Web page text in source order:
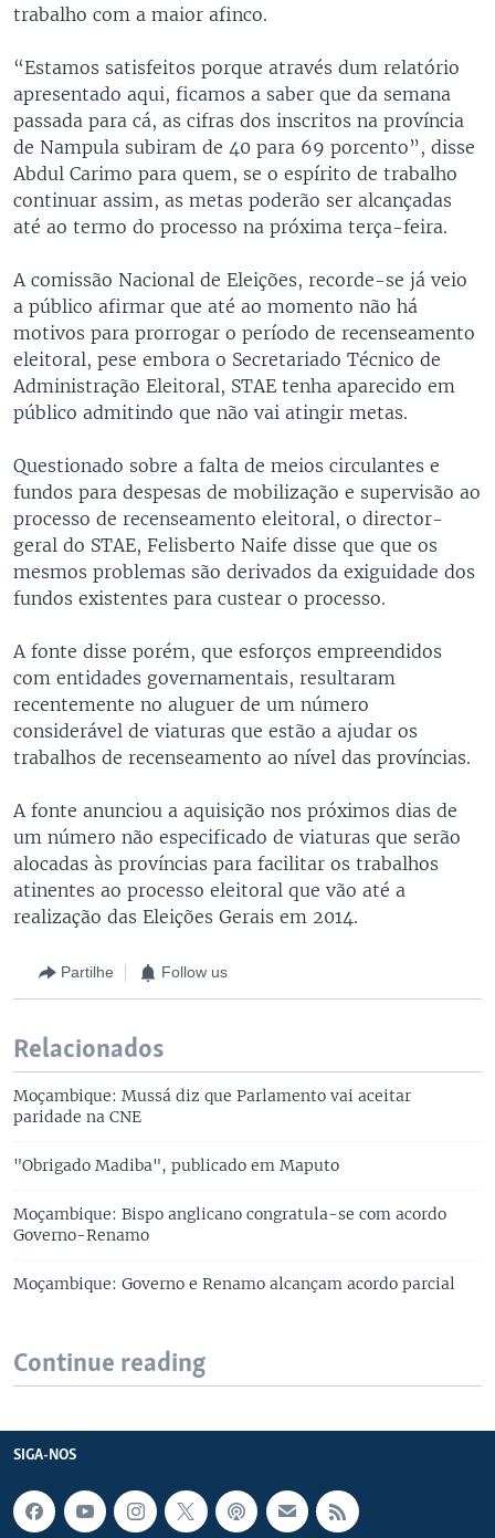
trabalho com a maior afinco.
“Estamos satisfeitos porque através dum relatório
apresentado aqui, ficamos a saber que da semana
passada para cá, as cifras dos inscritos na província
de Nampula subiram de 40 para 69 porcento”, disse
Abdul Carimo para quem, se o espírito de trabalho
continuar assim, as metas poderão ser alcançadas
até ao termo do processo na próxima terça-feira.
A comissão Nacional de Eleições, recorde-se já veio
a público afirmar que até ao momento não há
motivos para prorrogar o período de recenseamento
eleitoral, pese embora o Secretariado Técnico de
Administração Eleitoral, STAE tenha aparecido em
público admitindo que não vai atingir metas.
Questionado sobre a falta de meios circulantes e
fundos para despesas de mobilização e supervisão ao
processo de recenseamento eleitoral, o director-
geral do STAE, Felisberto Naife disse que que os
mesmos problemas são derivados da exiguidade dos
fundos existentes para custear o processo.
A fonte disse porém, que esforços empreendidos
com entidades governamentais, resultaram
recentemente no aluguer de um número
considerável de viaturas que estão a ajudar os
trabalhos de recenseamento ao nível das províncias.
A fonte anunciou a aquisição nos próximos dias de
um número não especificado de viaturas que serão
alocadas às províncias para facilitar os trabalhos
atinentes ao processo eleitoral que vão até a
realização das Eleições Gerais em 2014.
Partilhe Follow us
Relacionados
Moçambique: Mussá diz que Parlamento vai aceitar
paridade na CNE
"Obrigado Madiba", publicado em Maputo
Moçambique: Bispo anglicano congratula-se com acordo
Governo-Renamo
Moçambique: Governo e Renamo alcançam acordo parcial
Continue reading
SIGA-NOS